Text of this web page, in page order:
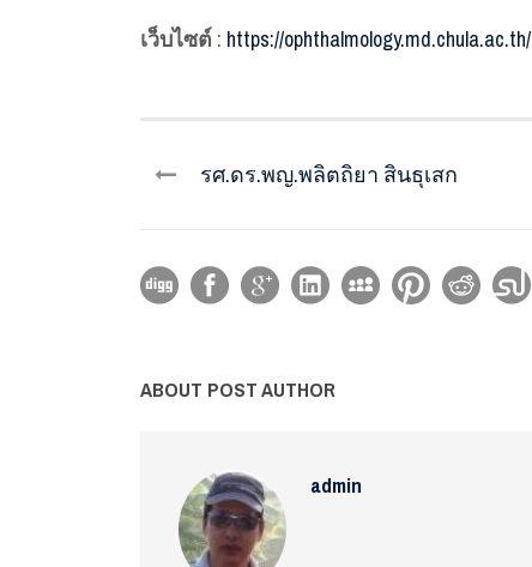
เว็บไซต์ : https://ophthalmology.md.chula.ac.th/
รศ.ดร.พญ.พลิตถิยา สินธุเสก
ABOUT POST AUTHOR
admin